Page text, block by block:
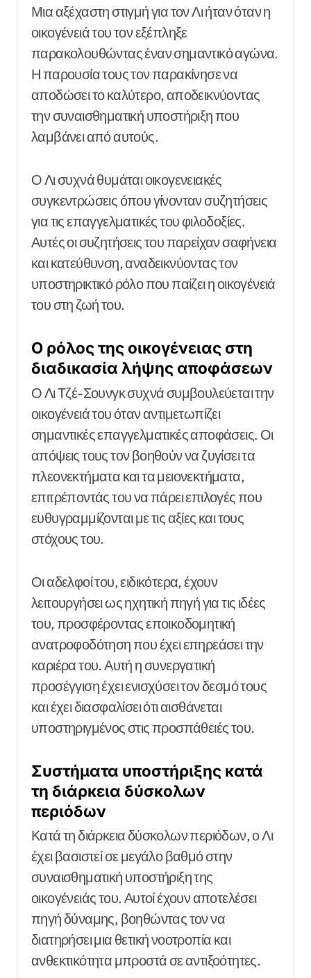
Μια αξέχαστη στιγμή για τον Λι ήταν όταν η
οικογένειά του τον εξέπληξε
παρακολουθώντας έναν σημαντικό αγώνα.
Η παρουσία τους τον παρακίνησε να
αποδώσει το καλύτερο, αποδεικνύοντας
την συναισθηματική υποστήριξη που
λαμβάνει από αυτούς.
Ο Λι συχνά θυμάται οικογενειακές
συγκεντρώσεις όπου γίνονταν συζητήσεις
για τις επαγγελματικές του φιλοδοξίες.
Αυτές οι συζητήσεις του παρείχαν σαφήνεια
και κατεύθυνση, αναδεικνύοντας τον
υποστηρικτικό ρόλο που παίζει η οικογένειά
του στη ζωή του.
Ο ρόλος της οικογένειας στη
διαδικασία λήψης αποφάσεων
Ο Λι Τζέ-Σουνγκ συχνά συμβουλεύεται την
οικογένειά του όταν αντιμετωπίζει
σημαντικές επαγγελματικές αποφάσεις. Οι
απόψεις τους τον βοηθούν να ζυγίσει τα
πλεονεκτήματα και τα μειονεκτήματα,
επιτρέποντάς του να πάρει επιλογές που
ευθυγραμμίζονται με τις αξίες και τους
στόχους του.
Οι αδελφοί του, ειδικότερα, έχουν
λειτουργήσει ως ηχητική πηγή για τις ιδέες
του, προσφέροντας εποικοδομητική
ανατροφοδότηση που έχει επηρεάσει την
καριέρα του. Αυτή η συνεργατική
προσέγγιση έχει ενισχύσει τον δεσμό τους
και έχει διασφαλίσει ότι αισθάνεται
υποστηριγμένος στις προσπάθειές του.
Συστήματα υποστήριξης κατά
τη διάρκεια δύσκολων
περιόδων
Κατά τη διάρκεια δύσκολων περιόδων, ο Λι
έχει βασιστεί σε μεγάλο βαθμό στην
συναισθηματική υποστήριξη της
οικογένειάς του. Αυτοί έχουν αποτελέσει
πηγή δύναμης, βοηθώντας τον να
διατηρήσει μια θετική νοοτροπία και
ανθεκτικότητα μπροστά σε αντιξοότητες.